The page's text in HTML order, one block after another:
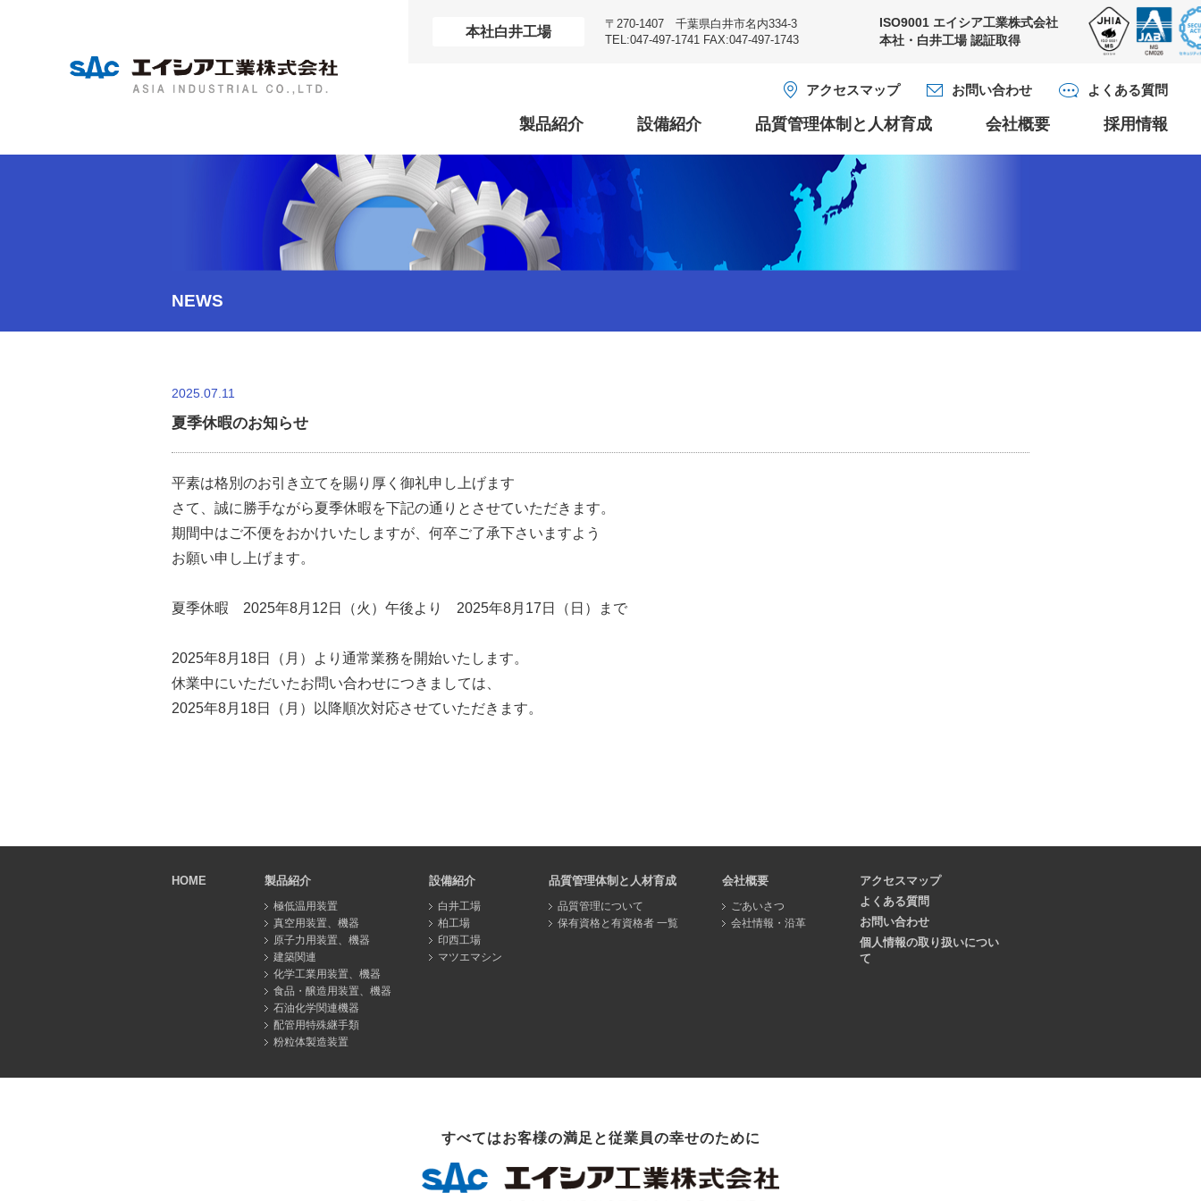
本社白井工場
〒270-1407 千葉県白井市名内334-3
TEL:047-497-1741 FAX:047-497-1743
ISO9001 エイシア工業株式会社
本社・白井工場認証取得
アクセスマップ お問い合わせ よくある質問
製品紹介 設備紹介 品質管理体制と人材育成 会社概要 採用情報
NEWS
2025.07.11
夏季休暇のお知らせ
平素は格別のお引き立てを賜り厚く御礼申し上げます
さて、誠に勝手ながら夏季休暇を下記の通りとさせていただきます。
期間中はご不便をおかけいたしますが、何卒ご了承下さいますよう
お願い申し上げます。
夏季休暇 2025年8月12日（火）午後より 2025年8月17日（日）まで
2025年8月18日（月）より通常業務を開始いたします。
休業中にいただいたお問い合わせにつきましては、
2025年8月18日（月）以降順次対応させていただきます。
HOME 製品紹介
極低温用装置
真空用装置、機器
原子力用装置、機器
建築関連
化学工業用装置、機器
食品・醸造用装置、機器
石油化学関連機器
配管用特殊継手類
粉粒体製造装置
設備紹介
白井工場
柏工場
印西工場
マツエマシン
品質管理体制と人材育成
品質管理について
保有資格と有資格者 一覧
会社概要
ごあいさつ
会社情報・沿革
アクセスマップ
よくある質問
お問い合わせ
個人情報の取り扱いについ
て
すべてはお客様の満足と従業員の幸せのために